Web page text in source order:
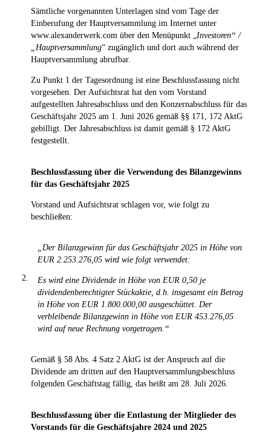
Sämtliche vorgenannten Unterlagen sind vom Tage der
Einberufung der Hauptversammlung im Internet unter
www.alexanderwerk.com über den Menüpunkt „ Investoren“ /
„Hauptversammlung“ zugänglich und dort auch während der
Hauptversammlung abrufbar.
Zu Punkt 1 der Tagesordnung ist eine Beschlussfassung nicht
vorgesehen. Der Aufsichtsrat hat den vom Vorstand
aufgestellten Jahresabschluss und den Konzernabschluss für das
Geschäftsjahr 2025 am 1. Juni 2026 gemäß §§ 171, 172 AktG
gebilligt. Der Jahresabschluss ist damit gemäß § 172 AktG
festgestellt.
2.
Beschlussfassung über die Verwendung des Bilanzgewinns
für das Geschäftsjahr 2025
Vorstand und Aufsichtsrat schlagen vor, wie folgt zu
beschließen:
„Der Bilanzgewinn für das Geschäftsjahr 2025 in Höhe von
EUR 2.253.276,05 wird wie folgt verwendet:
Es wird eine Dividende in Höhe von EUR 0,50 je
dividendenberechtigter Stückaktie, d.h. insgesamt ein Betrag
in Höhe von EUR 1.800.000,00 ausgeschüttet. Der
verbleibende Bilanzgewinn in Höhe von EUR 453.276,05
wird auf neue Rechnung vorgetragen.“
Gemäß § 58 Abs. 4 Satz 2 AktG ist der Anspruch auf die
Dividende am dritten auf den Hauptversammlungsbeschluss
folgenden Geschäftstag fällig, das heißt am 28. Juli 2026.
Beschlussfassung über die Entlastung der Mitglieder des
Vorstands für die Geschäftsjahre 2024 und 2025